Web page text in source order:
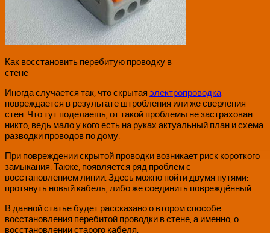
Как восстановить перебитую проводку в
стене
Иногда случается так, что скрытая электропроводка
повреждается в результате штробления или же сверления
стен. Что тут поделаешь, от такой проблемы не застрахован
никто, ведь мало у кого есть на руках актуальный план и схема
разводки проводов по дому.
При повреждении скрытой проводки возникает риск короткого
замыкания. Также, появляется ряд проблем с
восстановлением линии. Здесь можно пойти двумя путями:
протянуть новый кабель, либо же соединить повреждённый.
В данной статье будет рассказано о втором способе
восстановления перебитой проводки в стене, а именно, о
восстановлении старого кабеля.